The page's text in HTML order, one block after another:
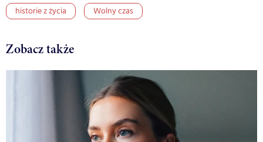
historie z życia Wolny czas
Zobacz także